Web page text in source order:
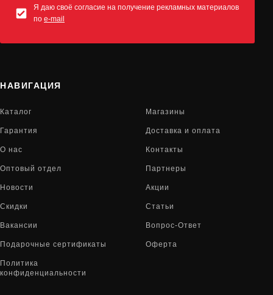
Я даю своё согласие на получение рекламных материалов
по e-mail
НАВИГАЦИЯ
Каталог Магазины
Гарантия Доставка и оплата
О нас Контакты
Оптовый отдел Партнеры
Новости Акции
Скидки Статьи
Вакансии Вопрос-Ответ
Подарочные сертификаты Оферта
Политика
конфиденциальности